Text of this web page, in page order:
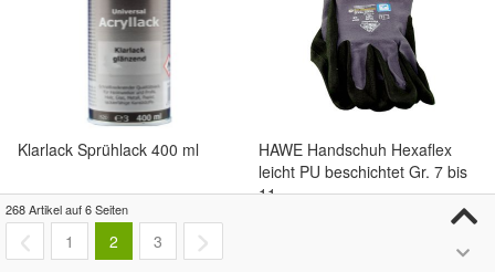
Klarlack Sprühlack 400 ml
10,00 €
+ 5,90 € Versand
HAWE Handschuh Hexaflex
leicht PU beschichtet Gr. 7 bis
11
268 Artikel auf 6 Seiten
1 2 3